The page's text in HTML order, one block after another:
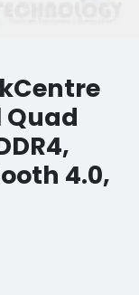
Quad
4.0,